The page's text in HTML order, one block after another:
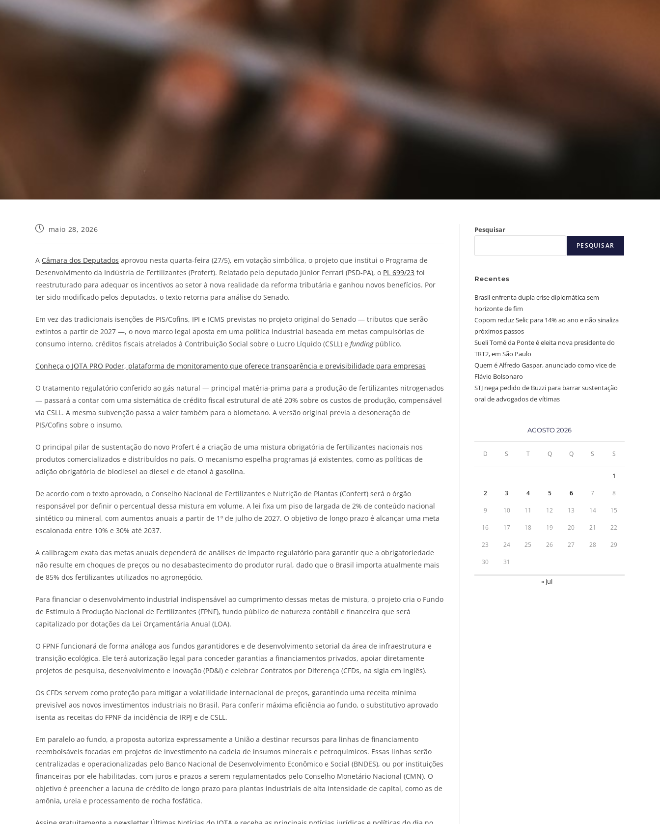
maio 28, 2026
A Câmara dos Deputados aprovou nesta quarta-feira (27/5), em votação simbólica, o projeto que institui o Programa de
Desenvolvimento da Indústria de Fertilizantes (Profert). Relatado pelo deputado Júnior Ferrari (PSD-PA), o PL 699/23 foi
reestruturado para adequar os incentivos ao setor à nova realidade da reforma tributária e ganhou novos benefícios. Por
ter sido modificado pelos deputados, o texto retorna para análise do Senado.
Em vez das tradicionais isenções de PIS/Cofins, IPI e ICMS previstas no projeto original do Senado — tributos que serão
extintos a partir de 2027 —, o novo marco legal aposta em uma política industrial baseada em metas compulsórias de
consumo interno, créditos fiscais atrelados à Contribuição Social sobre o Lucro Líquido (CSLL) e fundingpúblico.
Conheça o JOTA PRO Poder, plataforma de monitoramento que oferece transparência e previsibilidade para empresas
O tratamento regulatório conferido ao gás natural — principal matéria-prima para a produção de fertilizantes nitrogenados
— passará a contar com uma sistemática de crédito fiscal estrutural de até 20% sobre os custos de produção, compensável
via CSLL. A mesma subvenção passa a valer também para o biometano. A versão original previa a desoneração de
PIS/Cofins sobre o insumo.
O principal pilar de sustentação do novo Profert é a criação de uma mistura obrigatória de fertilizantes nacionais nos
produtos comercializados e distribuídos no país. O mecanismo espelha programas já existentes, como as políticas de
adição obrigatória de biodiesel ao diesel e de etanol à gasolina.
De acordo com o texto aprovado, o Conselho Nacional de Fertilizantes e Nutrição de Plantas (Confert) será o órgão
responsável por definir o percentual dessa mistura em volume. A lei fixa um piso de largada de 2% de conteúdo nacional
sintético ou mineral, com aumentos anuais a partir de 1º de julho de 2027. O objetivo de longo prazo é alcançar uma meta
escalonada entre 10% e 30% até 2037.
A calibragem exata das metas anuais dependerá de análises de impacto regulatório para garantir que a obrigatoriedade
não resulte em choques de preços ou no desabastecimento do produtor rural, dado que o Brasil importa atualmente mais
de 85% dos fertilizantes utilizados no agronegócio.
Para financiar o desenvolvimento industrial indispensável ao cumprimento dessas metas de mistura, o projeto cria o Fundo
de Estímulo à Produção Nacional de Fertilizantes (FPNF), fundo público de natureza contábil e financeira que será
capitalizado por dotações da Lei Orçamentária Anual (LOA).
O FPNF funcionará de forma análoga aos fundos garantidores e de desenvolvimento setorial da área de infraestrutura e
transição ecológica. Ele terá autorização legal para conceder garantias a financiamentos privados, apoiar diretamente
projetos de pesquisa, desenvolvimento e inovação (PD&I) e celebrar Contratos por Diferença (CFDs, na sigla em inglês).
Os CFDs servem como proteção para mitigar a volatilidade internacional de preços, garantindo uma receita mínima
previsível aos novos investimentos industriais no Brasil. Para conferir máxima eficiência ao fundo, o substitutivo aprovado
isenta as receitas do FPNF da incidência de IRPJ e de CSLL.
Em paralelo ao fundo, a proposta autoriza expressamente a União a destinar recursos para linhas de financiamento
reembolsáveis focadas em projetos de investimento na cadeia de insumos minerais e petroquímicos. Essas linhas serão
centralizadas e operacionalizadas pelo Banco Nacional de Desenvolvimento Econômico e Social (BNDES), ou por instituições
financeiras por ele habilitadas, com juros e prazos a serem regulamentados pelo Conselho Monetário Nacional (CMN). O
objetivo é preencher a lacuna de crédito de longo prazo para plantas industriais de alta intensidade de capital, como as de
amônia, ureia e processamento de rocha fosfática.
Pesquisar
PESQUISAR
Recentes
Brasil enfrenta dupla crise diplomática sem
horizonte de fim
Copom reduz Selic para 14% ao ano e não sinaliza
próximos passos
Sueli Tomé da Ponte é eleita nova presidente do
TRT2, em São Paulo
Quem é Alfredo Gaspar, anunciado como vice de
Flávio Bolsonaro
STJ nega pedido de Buzzi para barrar sustentação
oral de advogados de vítimas
AGOSTO 2026
D S T Q Q S S
1
2 3 4 5 6 7 8
9 10 11 12 13 14 15
16 17 18 19 20 21 22
23 24 25 26 27 28 29
30 31
« jul